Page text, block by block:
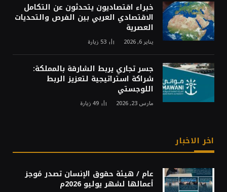
خبراء اقتصاديون يتحدثون عن التكامل
الاقتصادي العربي بين الفرص والتحديات
العصرية
يناير 6, 2026 53 زيارة
جسر تجاري يربط الشارقة بالمملكة:
شراكة استراتيجية لتعزيز الربط
اللوجستي
مارس 23, 2026 49زيارة
اخر الاخبار
عام / هيئة حقوق الإنسان تصدر مُوجز
أعمالها لشهر يوليو 2026م